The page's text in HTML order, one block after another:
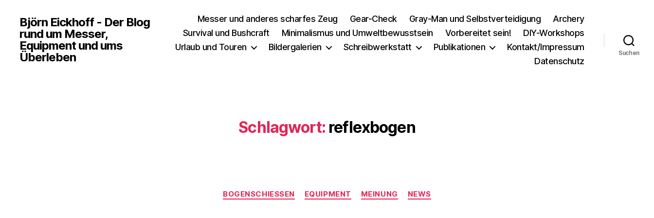
Björn Eickhoff - Der Blog
rund um Messer,
Equipment und ums
Überleben
Messer und anderes scharfes Zeug Gear-Check Gray-Man und Selbstverteidigung
Archery
Survival und Bushcraft
Minimalismus und Umweltbewusstsein Vorbereitet sein!
DIY-Workshops
Urlaub und Touren
Bildergalerien Schreibwerkstatt Publikationen
Kontakt/Impressum
Datenschutz
Suchen
Schlagwort: reflexbogen
Kategorien
BOGENSCHIESSEN EQUIPMENT MEINUNG NEWS